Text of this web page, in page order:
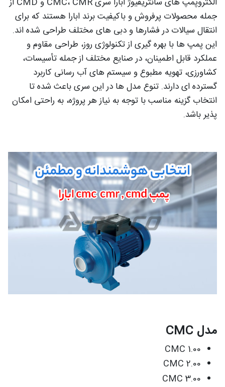
جمله محصولات پرفروش و باکیفیت برند ابارا هستند که برای
انتقال سیالات در فشارها و دبی های مختلف طراحی شده اند.
این پمپ ها با بهره گیری از تکنولوژی روز، طراحی مقاوم و
عملکرد قابل اطمینان، در صنایع مختلف از جمله تأسیسات،
کشاورزی، تهویه مطبوع و سیستم های آب رسانی کاربرد
گسترده ای دارند. تنوع مدل ها در این سری باعث شده تا
انتخاب گزینه مناسب با توجه به نیاز هر پروژه، به راحتی امکان
پذیر باشد.
مدل CMC
CMC 1.00
CMC 2.00
CMC 3.00